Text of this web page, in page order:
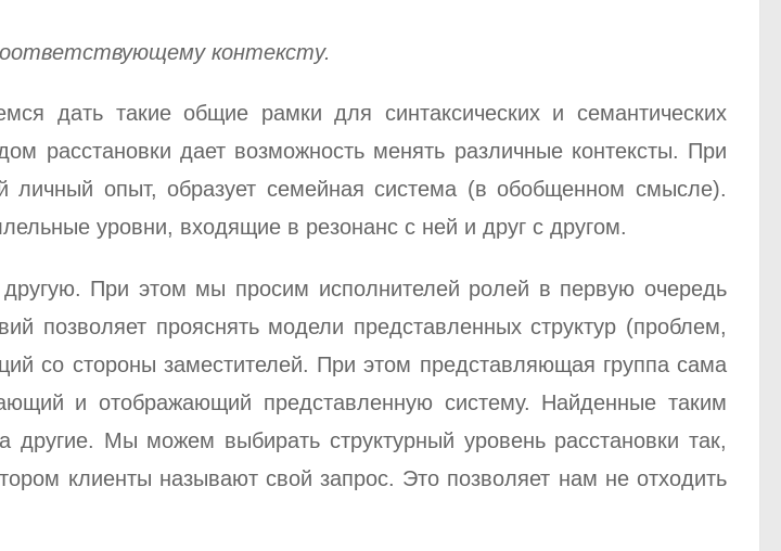
контексту.
дать такие общие рамки для синтаксических и семантических
расстановки дает возможность менять различные контексты. При
опыт, образует семейная система (в обобщенном смысле).
уровни, входящие в резонанс с ней и друг с другом.
При этом мы просим исполнителей ролей в первую очередь
позволяет прояснять модели представленных структур (проблем,
со стороны заместителей. При этом представляющая группа сама
и отображающий представленную систему. Найденные таким
другие. Мы можем выбирать структурный уровень расстановки так,
клиенты называют свой запрос. Это позволяет нам не отходить